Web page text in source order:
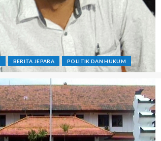
BERITA JEPARA POLITIK DAN HUKUM